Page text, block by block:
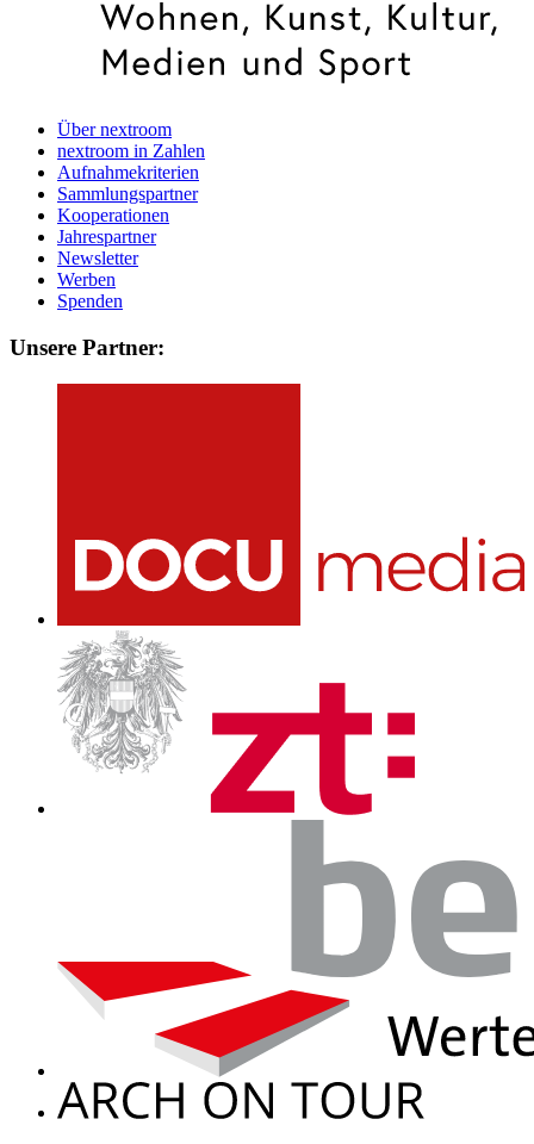
Über nextroom
nextroom in Zahlen
Aufnahmekriterien
Sammlungspartner
Kooperationen
Jahrespartner
Newsletter
Werben
Spenden
Unsere Partner: